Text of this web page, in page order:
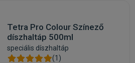
Tetra Pro Colour Színező
díszhaltáp 500ml
speciális díszhaltáp
(1)